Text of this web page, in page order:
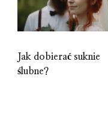
Jak dobierać suknie
ślubne?